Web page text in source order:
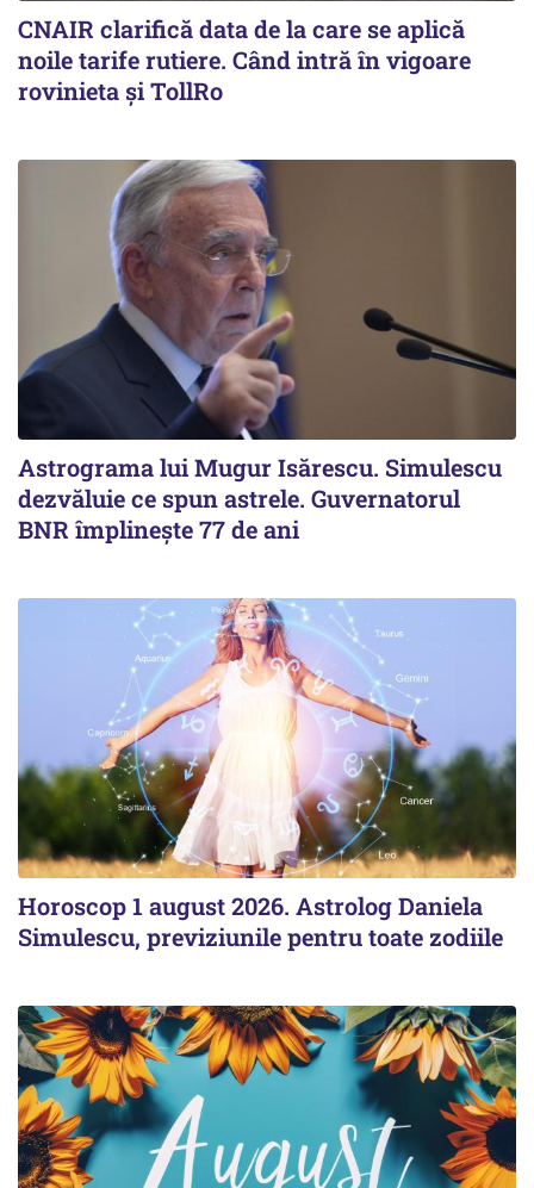
CNAIR clarifică data de la care se aplică
noile tarife rutiere. Când intră în vigoare
rovinieta și TollRo
Astrograma lui Mugur Isărescu. Simulescu
dezvăluie ce spun astrele. Guvernatorul
BNR împlinește 77 de ani
Horoscop 1 august 2026. Astrolog Daniela
Simulescu, previziunile pentru toate zodiile